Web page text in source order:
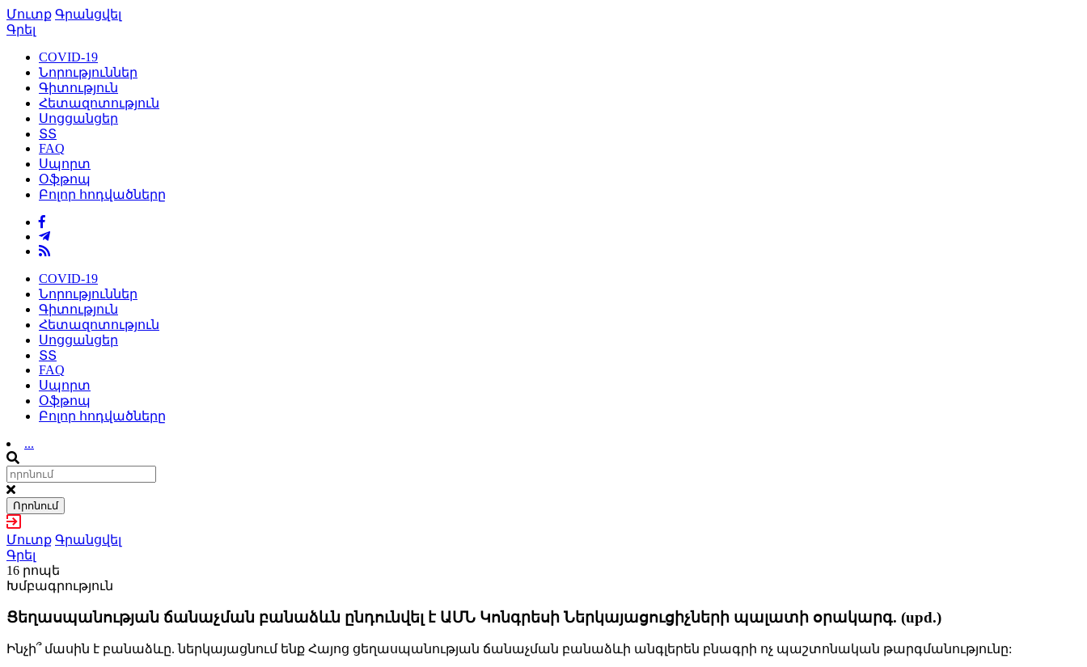
Մուտք Գրանցվել
Գրել
COVID-19
Նորություններ
Գիտություն
Հետազոտություն
Սոցցանցեր
ՏՏ
FAQ
Սպորտ
Օֆթոպ
Բոլոր հոդվածները
COVID-19
Նորություններ
Գիտություն
Հետազոտություն
Սոցցանցեր
ՏՏ
FAQ
Սպորտ
Օֆթոպ
Բոլոր հոդվածները
...
Որոնում
Մուտք Գրանցվել
Գրել
16 րոպե
Խմբագրություն
Ցեղասպանության ճանաչման բանաձևն ընդունվել է ԱՄՆ Կոնգրեսի Ներկայացուցիչների պալատի օրակարգ. (upd.)
Ինչի՞ մասին է բանաձևը. ներկայացնում ենք Հայոց ցեղասպանության ճանաչման բանաձևի անգլերեն բնագրի ոչ պաշտոնական թարգմանությունը: